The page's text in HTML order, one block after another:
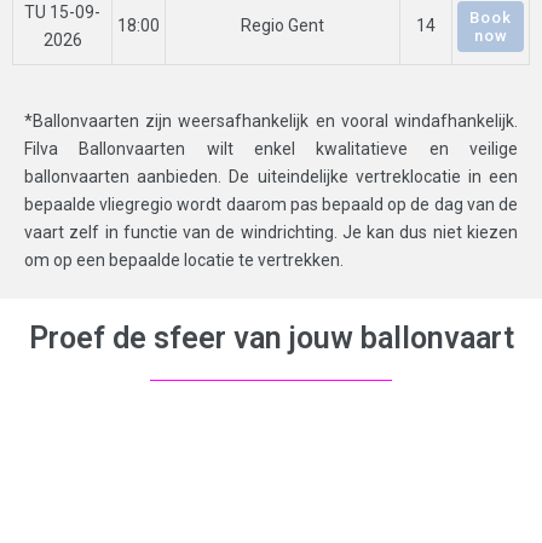
TU 15-09-
2026
18:00 Regio Gent 14
Book
now
*Ballonvaarten zijn weersafhankelijk en vooral windafhankelijk.
Filva Ballonvaarten wilt enkel kwalitatieve en veilige
ballonvaarten aanbieden. De uiteindelijke vertreklocatie in een
bepaalde vliegregio wordt daarom pas bepaald op de dag van de
vaart zelf in functie van de windrichting. Je kan dus niet kiezen
om op een bepaalde locatie te vertrekken.
Proef de sfeer van jouw ballonvaart